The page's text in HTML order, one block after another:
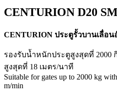
CENTURION D20
CENTURION ประตูรั้วบานเลื่อ
รองรับน้ำหนักประตูสูงสุดที่ 2000
สูงสุดที่ 18 เมตร/นาที
Suitable for gates up to 2000 kg
m/min